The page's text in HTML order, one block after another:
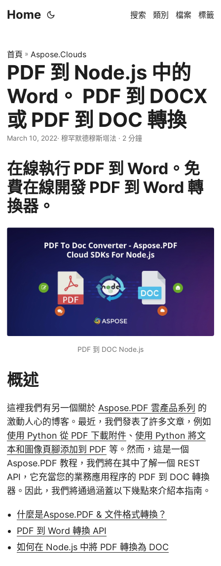
Home 搜索 類別 檔案 標籤
首頁 » Aspose.Clouds
PDF 到 Node.js 中的
Word。 PDF 到 DOCX
或 PDF 到 DOC 轉換
March 10, 2022· 穆罕默德穆斯塔法 · 2 分鐘
在線執行 PDF 到 Word。免
費在線開發 PDF 到 Word 轉
換器。
PDF 到 DOC Node.js
概述
這裡我們有另一個關於 Aspose.PDF 雲產品系列 的
激動人心的博客。最近，我們發表了許多文章，例如
使用 Python 從 PDF 下載附件 、 使用 Python 將文
本和圖像頁腳添加到 PDF 等。然而，這是一個
Aspose.PDF 教程，我們將在其中了解一個 REST
API，它充當您的業務應用程序的 PDF 到 DOC 轉換
器。因此，我們將通過涵蓋以下幾點來介紹本指南。
什麼是Aspose.PDF & 文件格式轉換？
PDF 到 Word 轉換 API
如何在 Node.js 中將 PDF 轉換為 DOC